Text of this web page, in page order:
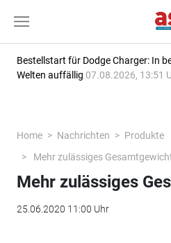
Bestellstart für Dodge Charger: In
Welten auffällig 07.08.2026, 13:51
Home Nachrichten
Produkte
Mehr zulässiges
Mehr zulässiges
25.06.2020 11:00 Uhr